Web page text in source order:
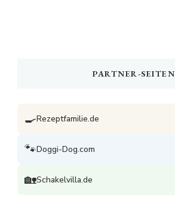
PARTNER-SEITEN
🍳Rezeptfamilie.de
🐾Doggi-Dog.com
🏡Schakelvilla.de